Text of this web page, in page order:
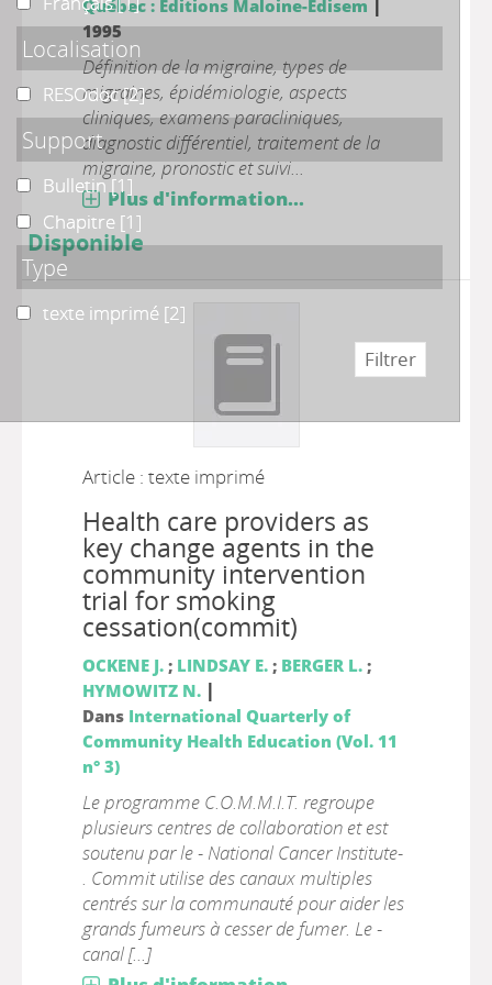
Québec : Editions Maloine-Edisem
1995
Définition de la migraine, types de
migraines, épidémiologie, aspects
cliniques, examens paracliniques,
diagnostic différentiel, traitement de la
migraine, pronostic et suivi...
Plus d'information...
Disponible
Article : texte imprimé
Health care providers as
key change agents in the
community intervention
trial for smoking
cessation(commit)
OCKENE J.; LINDSAY E.; BERGER L.;
HYMOWITZ N. |
Dans International Quarterly of
Community Health Education (Vol. 11
n° 3)
Le programme C.O.M.M.I.T. regroupe
plusieurs centres de collaboration et est
soutenu par le - National Cancer Institute-
. Commit utilise des canaux multiples
centrés sur la communauté pour aider les
grands fumeurs à cesser de fumer. Le -
canal [...]
Localisation
RESOdoc
RESOdoc[2]
Support
Bulletin
Bulletin[1]
Chapitre
Chapitre [1]
Type
texte imprimé
texte imprimé [2]